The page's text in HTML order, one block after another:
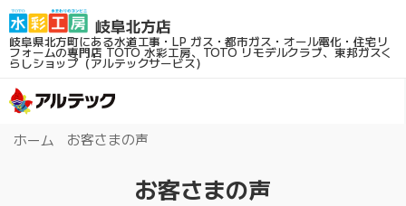
岐阜県北方町にある水道工事・LP ガス・都市ガス・オール電化・住宅リ
フォームの専門店TOTO 水彩工房、TOTO リモデルクラブ、東邦ガスく
らしショップ（アルテックサービス）
ホーム お客さまの声
お客さまの声